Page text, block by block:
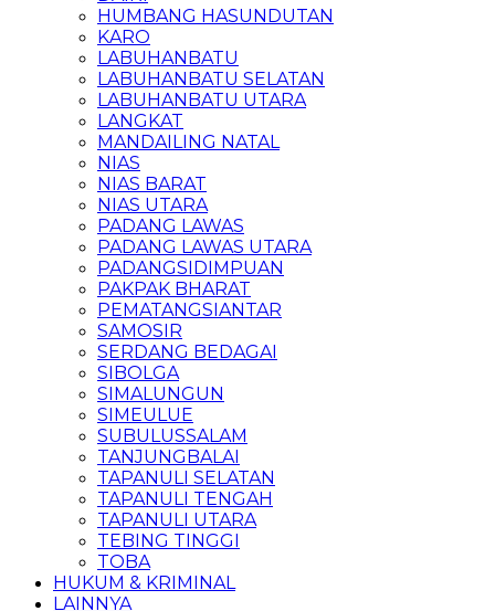
HUMBANG HASUNDUTAN
KARO
LABUHANBATU
LABUHANBATU SELATAN
LABUHANBATU UTARA
LANGKAT
MANDAILING NATAL
NIAS
NIAS BARAT
NIAS UTARA
PADANG LAWAS
PADANG LAWAS UTARA
PADANGSIDIMPUAN
PAKPAK BHARAT
PEMATANGSIANTAR
SAMOSIR
SERDANG BEDAGAI
SIBOLGA
SIMALUNGUN
SIMEULUE
SUBULUSSALAM
TANJUNGBALAI
TAPANULI SELATAN
TAPANULI TENGAH
TAPANULI UTARA
TEBING TINGGI
TOBA
HUKUM & KRIMINAL
LAINNYA